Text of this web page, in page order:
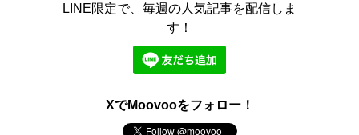
LINE限定で、毎週の人気記事を配信しま
す！
XでMoovooをフォロー！